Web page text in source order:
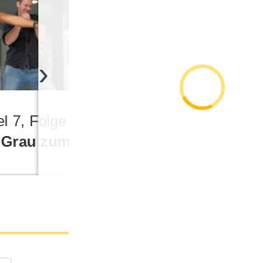
7, Folge 4
zum Wow
›